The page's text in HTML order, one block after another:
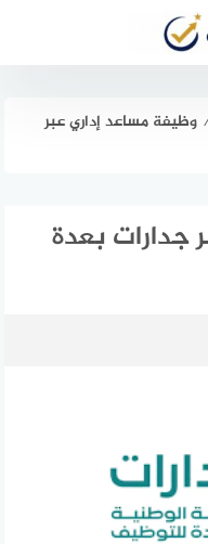
وظيفة مساعد إداري عبر
جدارات بعدة